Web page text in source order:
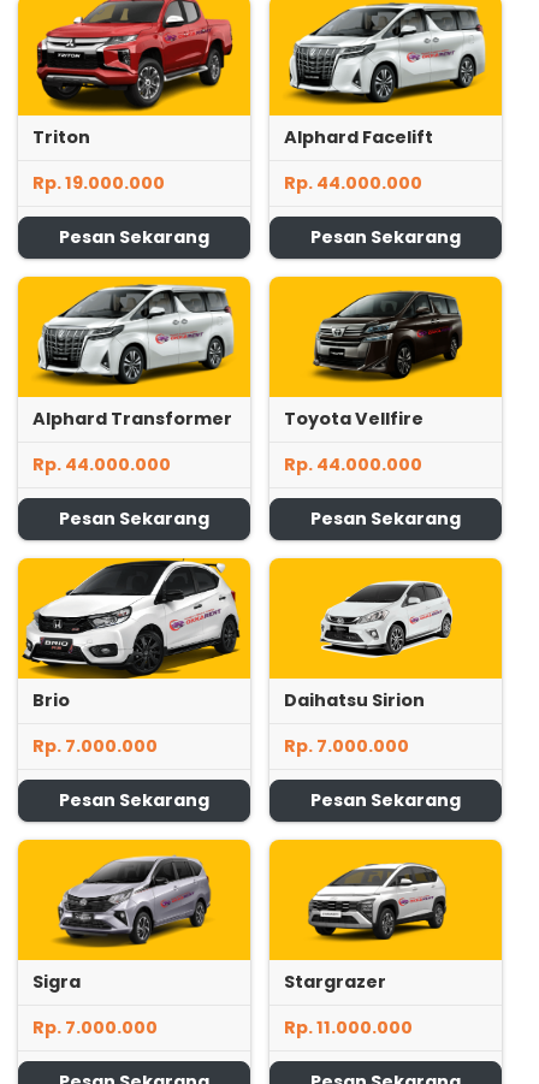
Triton
Rp. 19.000.000
Pesan Sekarang
Alphard Facelift
Rp. 44.000.000
Pesan Sekarang
Alphard Transformer
Rp. 44.000.000
Pesan Sekarang
Toyota Vellfire
Rp. 44.000.000
Pesan Sekarang
Brio
Rp. 7.000.000
Pesan Sekarang
Daihatsu Sirion
Rp. 7.000.000
Pesan Sekarang
Sigra
Rp. 7.000.000
Stargrazer
Rp. 11.000.000